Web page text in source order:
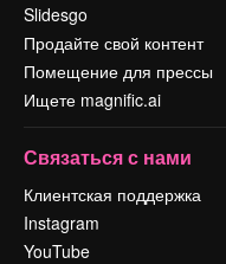
Slidesgo
Продайте свой контент
Помещение для прессы
Ищете magnific.ai
Связаться с нами
Клиентская поддержка
Instagram
YouTube